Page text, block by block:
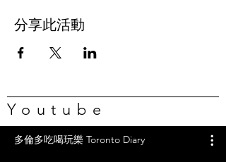
分享此活動
Youtube
多倫多吃喝玩樂 Toronto Diary